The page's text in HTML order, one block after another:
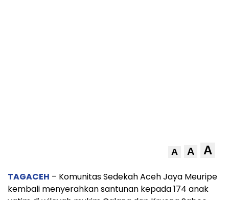
A A A
TAGACEH – Komunitas Sedekah Aceh Jaya Meuripe
kembali menyerahkan santunan kepada 174 anak